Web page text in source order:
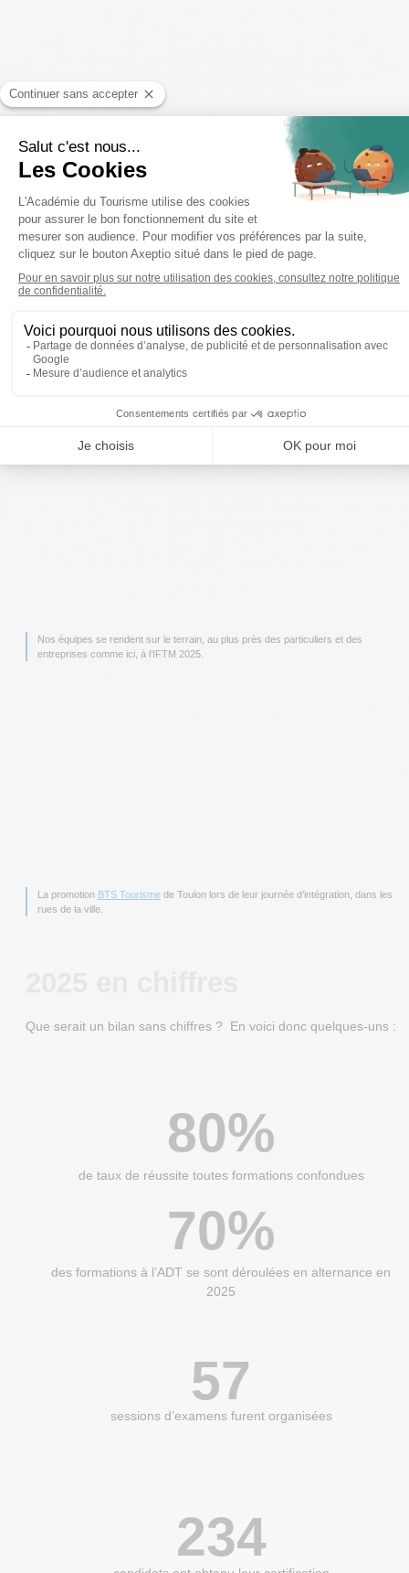
Animation interne autour du développement du jeu interactif, testé auprès de nos
équipes volontaires !
Nos équipes se rendent sur le terrain, au plus près des particuliers et des
entreprises comme ici, à l’IFTM 2025.
La promotion BTS Tourismede Toulon lors de leur journée d’intégration, dans les
rues de la ville.
Que serait un bilan sans chiffres ? En voici donc quelques-uns :
80%
de taux de réussite toutes formations confondues
70%
des formations à l’ADT se sont déroulées en alternance en
2025
57
sessions d’examens furent organisées
234